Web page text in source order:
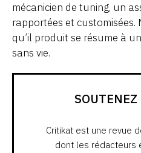
mécanicien de tuning, un
rapportées et customisées.
qu’il produit se résume à
sans vie.
Critikat est une revue
dont les rédacteurs